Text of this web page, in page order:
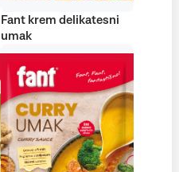
Fant krem delikatesni
umak